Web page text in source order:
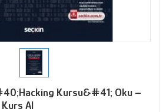
Kursu&#41; Oku –
Al